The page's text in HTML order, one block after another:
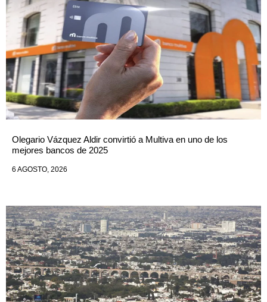
Olegario Vázquez Aldir convirtió a Multiva en uno de los
mejores bancos de 2025
6 AGOSTO, 2026